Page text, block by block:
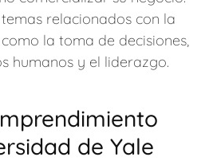
relacionados con la
la toma de decisiones,
humanos y el liderazgo.
de Yale